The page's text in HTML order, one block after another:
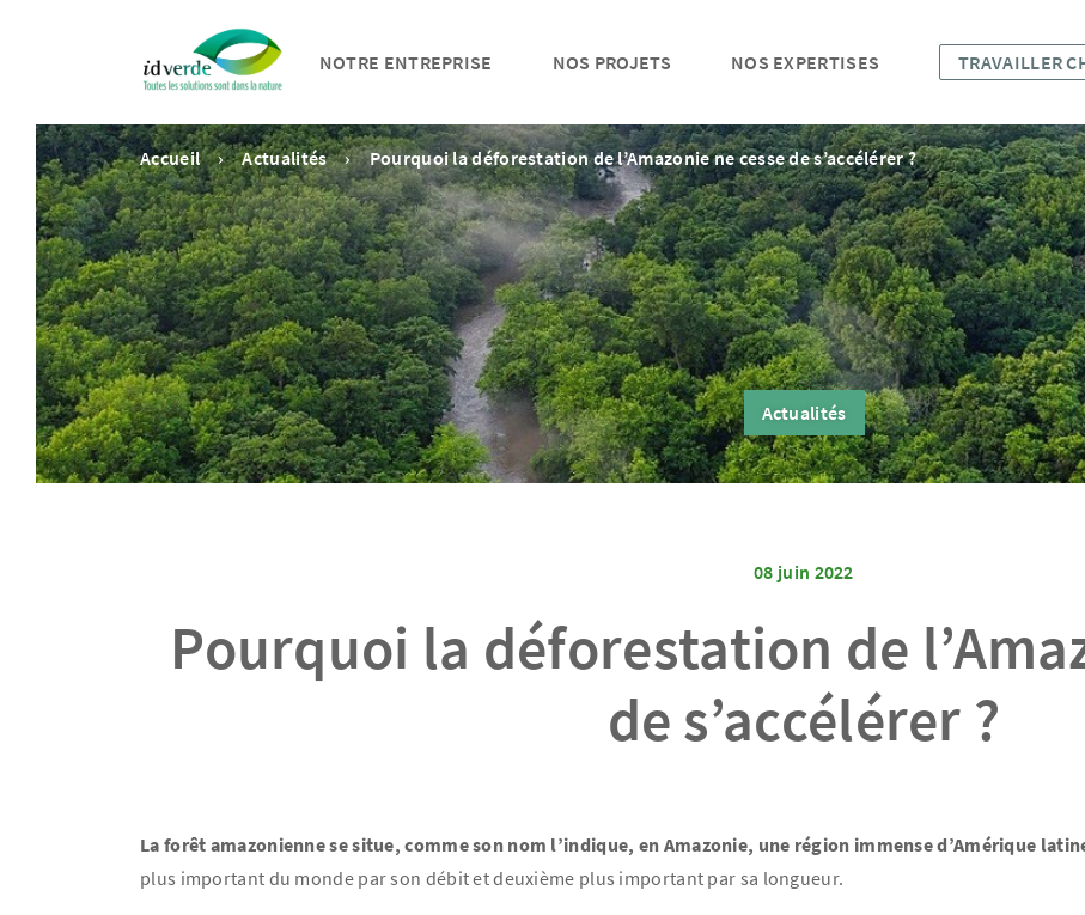
NOTRE ENTREPRISE NOS PROJETS NOS EXPERTISES TRAVAILLER
Accueil Actualités Pourquoi la déforestation de l’Amazonie ne cesse de s’accélérer ?
Actualités
08 juin 2022
Pourquoi la déforestation de
de s’accélérer ?
La forêt amazonienne se situe, comme son nom l’indique, en Amazonie, une région immense d’Amérique
plus important du monde par son débit et deuxième plus important par sa longueur.